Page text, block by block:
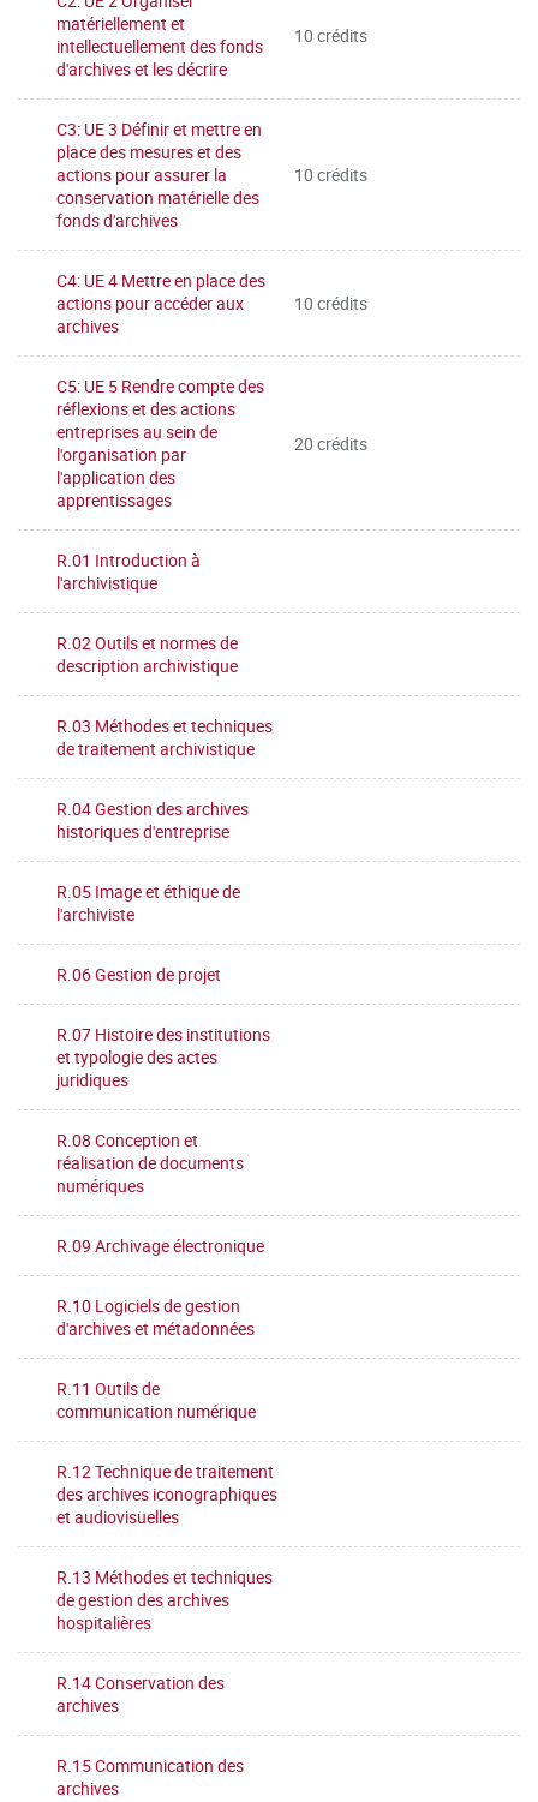
matériellement et
intellectuellement des fonds
d'archives et les décrire
10 crédits
C3: UE 3 Définir et mettre en
place des mesures et des
actions pour assurer la
conservation matérielle des
fonds d'archives
10 crédits
C4: UE 4 Mettre en place des
actions pour accéder aux
archives
10 crédits
C5: UE 5 Rendre compte des
réflexions et des actions
entreprises au sein de
l'organisation par
l'application des
apprentissages
20 crédits
R.01 Introduction à
l'archivistique
R.02 Outils et normes de
description archivistique
R.03 Méthodes et techniques
de traitement archivistique
R.04 Gestion des archives
historiques d'entreprise
R.05 Image et éthique de
l'archiviste
R.06 Gestion de projet
R.07 Histoire des institutions
et typologie des actes
juridiques
R.08 Conception et
réalisation de documents
numériques
R.09 Archivage électronique
R.10 Logiciels de gestion
d'archives et métadonnées
R.11 Outils de
communication numérique
R.12 Technique de traitement
des archives iconographiques
et audiovisuelles
R.13 Méthodes et techniques
de gestion des archives
hospitalières
R.14 Conservation des
archives
R.15 Communication des
archives